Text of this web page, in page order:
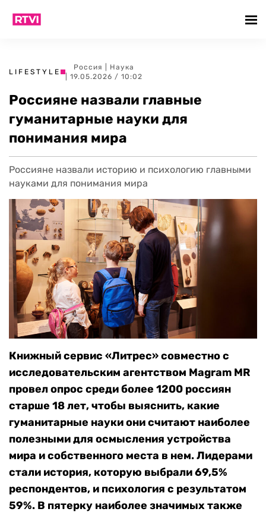
LIFESTYLE
Россия
Наука
| 19.05.2026 / 10:02
Россияне назвали главные
гуманитарные науки для
понимания мира
Россияне назвали историю и психологию главными
науками для понимания мира
Книжный сервис «Литрес» совместно с
исследовательским агентством Magram MR
провел опрос среди более 1200 россиян
старше 18 лет, чтобы выяснить, какие
гуманитарные науки они считают наиболее
полезными для осмысления устройства
мира и собственного места в нем. Лидерами
стали история, которую выбрали 69,5%
респондентов, и психология с результатом
59%. В пятерку наиболее значимых также